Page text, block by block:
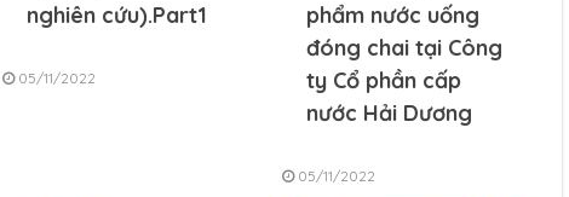
nghiên cứu).Part1
05/11/2022
phẩm nước uống
đóng chai tại Công
ty Cổ phần cấp
nước Hải Dương
05/11/2022